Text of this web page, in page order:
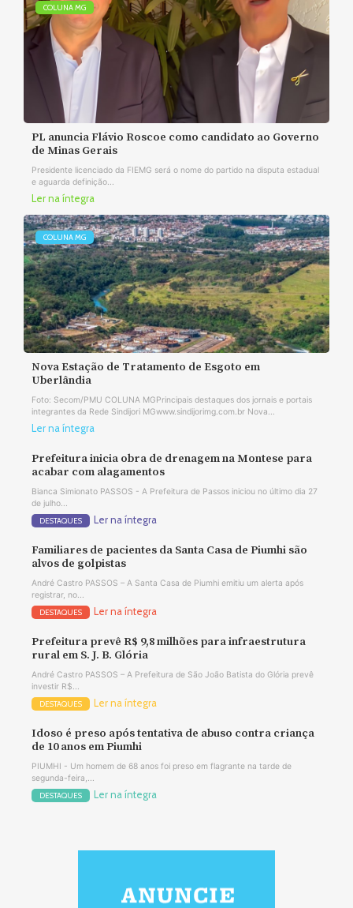
COLUNA MG
PL anuncia Flávio Roscoe como candidato ao Governo
de Minas Gerais
Presidente licenciado da FIEMG será o nome do partido na disputa estadual
e aguarda definição...
Ler na íntegra
COLUNA MG
Nova Estação de Tratamento de Esgoto em
Uberlândia
Foto: Secom/PMU COLUNA MGPrincipais destaques dos jornais e portais
integrantes da Rede Sindijori MGwww.sindijorimg.com.br Nova...
Ler na íntegra
Prefeitura inicia obra de drenagem na Montese para
acabar com alagamentos
Bianca Simionato PASSOS - A Prefeitura de Passos iniciou no último dia 27
de julho...
DESTAQUES Ler na íntegra
Familiares de pacientes da Santa Casa de Piumhi são
alvos de golpistas
André Castro PASSOS – A Santa Casa de Piumhi emitiu um alerta após
registrar, no...
DESTAQUES Ler na íntegra
Prefeitura prevê R$ 9,8 milhões para infraestrutura
rural em S. J. B. Glória
André Castro PASSOS – A Prefeitura de São João Batista do Glória prevê
investir R$...
DESTAQUES Ler na íntegra
Idoso é preso após tentativa de abuso contra criança
de 10 anos em Piumhi
PIUMHI - Um homem de 68 anos foi preso em flagrante na tarde de
segunda-feira,...
DESTAQUES Ler na íntegra